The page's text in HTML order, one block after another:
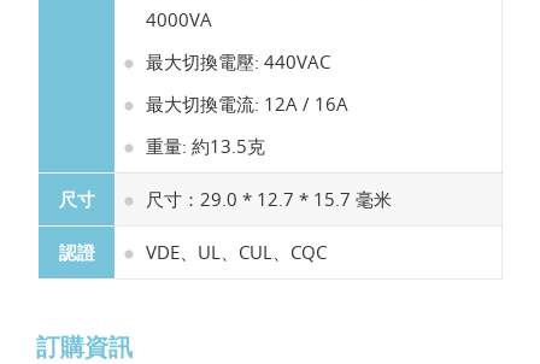
4000VA
最大切換電壓: 440VAC
最大切換電流: 12A / 16A
重量: 約13.5克
尺寸 尺寸：29.0 * 12.7 * 15.7 毫米
認證 VDE、UL、CUL、CQC
訂購資訊